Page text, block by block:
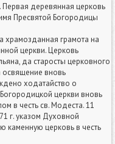
деревянная церковь
Пресвятой Богородицы
храмозданная грамота на
церкви. Церковь
да старосты церковного
освящение вновь
ходатайство о
церкви вновь
в честь св. Модеста. 11
г. указом Духовной
каменную церковь в честь